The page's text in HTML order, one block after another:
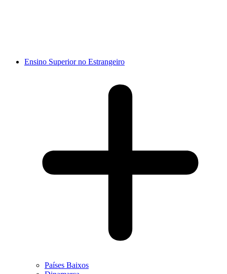
Ensino Superior no Estrangeiro
Países Baixos